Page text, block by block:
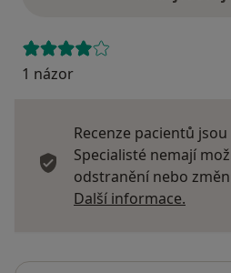
1 názor
Recenze pacientů
Specialisté nemají
odstranění nebo
Další informace.